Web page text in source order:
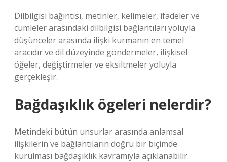
Dilbilgisi bağıntısı, metinler, kelimeler, ifadeler ve
cümleler arasındaki dilbilgisi bağlantıları yoluyla
düşünceler arasında ilişki kurmanın en temel
aracıdır ve dil düzeyinde göndermeler, ilişkisel
öğeler, değiştirmeler ve eksiltmeler yoluyla
gerçekleşir.
Bağdaşıklık ögeleri nelerdir?
Metindeki bütün unsurlar arasında anlamsal
ilişkilerin ve bağlantıların doğru bir biçimde
kurulması bağdaşıklık kavramıyla açıklanabilir.